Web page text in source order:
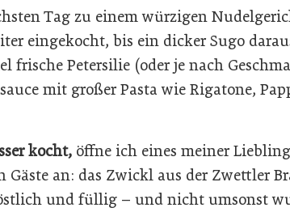
Tag zu einem würzigen
eingekocht, bis ein dicker Sugo
frische Petersilie (oder je nach
mit großer Pasta wie Rigatone,
kocht, öffne ich eines meiner
an: das Zwickl aus der Zwettler
und füllig – und nicht umsonst